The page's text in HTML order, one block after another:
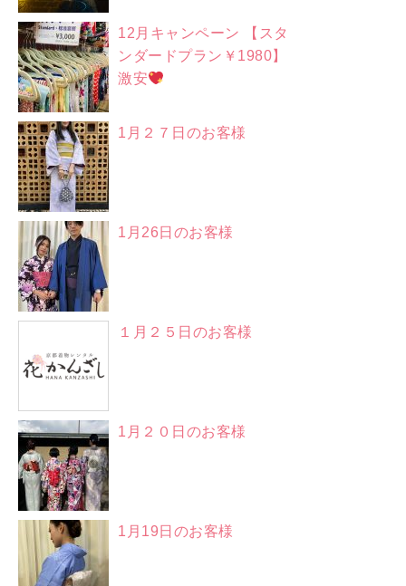
12月キャンペーン 【スタ
ンダードプラン￥1980】
激安
1月２７日のお客様
1月26日のお客様
１月２５日のお客様
1月２０日のお客様
1月19日のお客様